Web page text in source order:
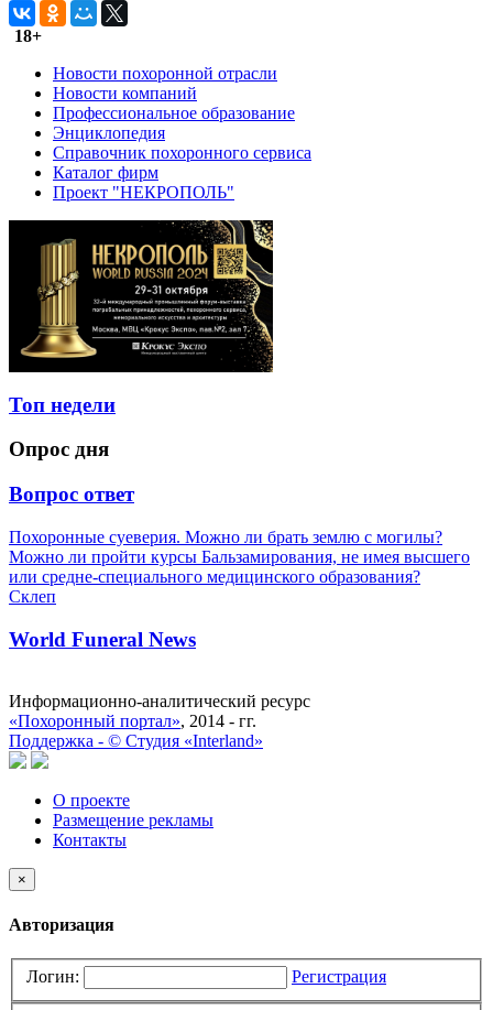
18+
Новости похоронной отрасли
Новости компаний
Профессиональное образование
Энциклопедия
Справочник похоронного сервиса
Каталог фирм
Проект "НЕКРОПОЛЬ"
Топ недели
Опрос дня
Вопрос ответ
Похоронные суеверия. Можно ли брать землю с могилы?
Можно ли пройти курсы Бальзамирования, не имея высшего
или средне-специального медицинского образования?
Склеп
World Funeral News
Информационно-аналитический ресурс
«Похоронный портал», 2014 - гг.
Поддержка - © Cтудия «Interland»
О проекте
Размещение рекламы
Контакты
×
Авторизация
Логин: Регистрация